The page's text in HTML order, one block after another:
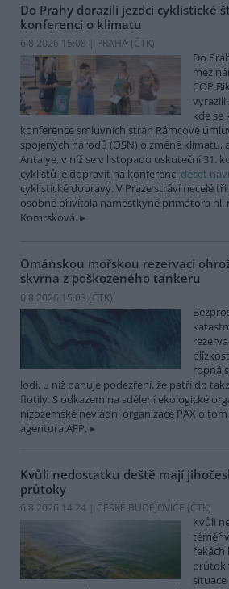
Do Prahy dorazili jezdci cyklistické
konferenci o klimatu
6.8.2026 15:08 | PRAHA (ČTK)
Do
COP
vyrazili
kde se
konference smluvních stran Rámcové
spojených národů (OSN) o změně klimatu,
Antalye, v níž se v listopadu uskuteční 31.
cyklistů je dopravit na konferenci deset
cyklistické dopravy. V Praze stráví necelé
osobně přivítala náměstkyně primátora hl.
Komrsková.
Ománskou mořskou rezervaci
skvrna z poškozeného tankeru
6.8.2026 15:03 (ČTK)
ropná
lodi, u níž panuje podezření, že patří do
flotily. S odkazem na sdělení ekologické
nizozemské nevládní organizace PAX o
agentura AFP.
Kvůli nedostatku deště mají
průtoky
6.8.2026 14:24 | ČESKÉ BUDĚJOVICE (ČTK)
Kvůli
téměř
řekách
průtok